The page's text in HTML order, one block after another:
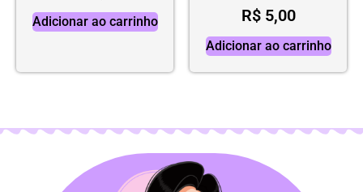
Adicionar ao carrinho R$5,00
Adicionar ao carrinho